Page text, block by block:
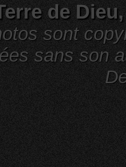
de
sont
sans son